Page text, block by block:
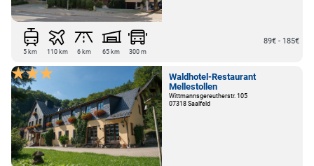
5 km 110 km 6 km 65 km 300 m
89€ - 185€
Waldhotel-Restaurant
Mellestollen
Wittmannsgereutherstr. 105
07318 Saalfeld